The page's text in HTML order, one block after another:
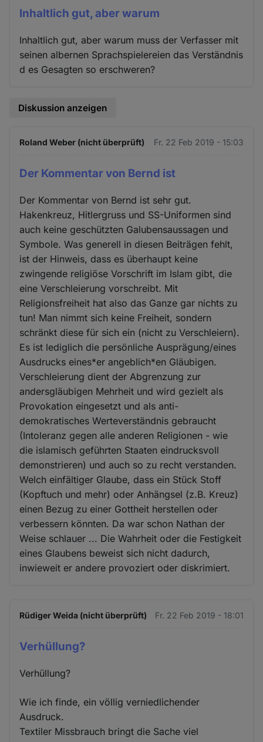
Inhaltlich gut, aber warum
Inhaltlich gut, aber warum muss der Verfasser mit
seinen albernen Sprachspielereien das Verständnis
d es Gesagten so erschweren?
Diskussion anzeigen
Roland Weber (nicht überprüft) Fr. 22 Feb 2019 - 15:03
Der Kommentar von Bernd ist
Der Kommentar von Bernd ist sehr gut.
Hakenkreuz, Hitlergruss und SS-Uniformen sind
auch keine geschützten Galubensaussagen und
Symbole. Was generell in diesen Beiträgen fehlt,
ist der Hinweis, dass es überhaupt keine
zwingende religiöse Vorschrift im Islam gibt, die
eine Verschleierung vorschreibt. Mit
Religionsfreiheit hat also das Ganze gar nichts zu
tun! Man nimmt sich keine Freiheit, sondern
schränkt diese für sich ein (nicht zu Verschleiern).
Es ist lediglich die persönliche Ausprägung/eines
Ausdrucks eines*er angeblich*en Gläubigen.
Verschleierung dient der Abgrenzung zur
andersgläubigen Mehrheit und wird gezielt als
Provokation eingesetzt und als anti-
demokratisches Werteverständnis gebraucht
(Intoleranz gegen alle anderen Religionen - wie
die islamisch geführten Staaten eindrucksvoll
demonstrieren) und auch so zu recht verstanden.
Welch einfältiger Glaube, dass ein Stück Stoff
(Kopftuch und mehr) oder Anhängsel (z.B. Kreuz)
einen Bezug zu einer Gottheit herstellen oder
verbessern könnten. Da war schon Nathan der
Weise schlauer ... Die Wahrheit oder die Festigkeit
eines Glaubens beweist sich nicht dadurch,
inwieweit er andere provoziert oder diskrimiert.
Rüdiger Weida (nicht überprüft) Fr. 22 Feb 2019 - 18:01
Verhüllung?
Verhüllung?
Wie ich finde, ein völlig verniedlichender
Ausdruck.
Textiler Missbrauch bringt die Sache viel